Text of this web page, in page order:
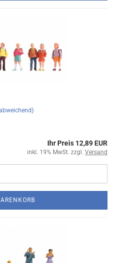
Ihr Preis 12,89 EUR
inkl. 19% MwSt. zzgl. Versand